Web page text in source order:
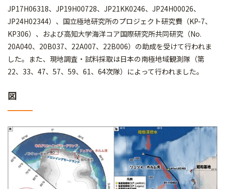
JP17H06318、JP19H00728、JP21KK0246、JP24H00026、
JP24H02344）、国立極地研究所のプロジェクト研究費（KP-7、
KP306）、および高知大学海洋コア国際研究所共同研究（No.
20A040、20B037、22A007、22B006）の助成を受けて行われま
した。また、現地調査・試料採取は日本の南極地域観測隊（第
22、33、47、57、59、61、64次隊）によって行われました。
図